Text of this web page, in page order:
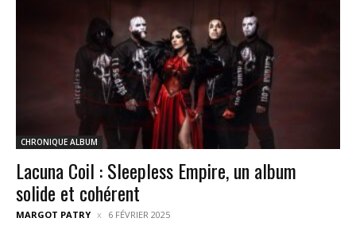
CHRONIQUE ALBUM
Lacuna Coil : Sleepless Empire, un album
solide et cohérent
MARGOT PATRY 6 FÉVRIER 2025